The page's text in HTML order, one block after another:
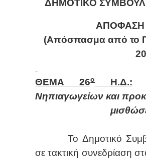
ΔΗΜΟΤΙΚΟ
ΑΠΟΦΑΣΗ
(Απόσπασμα από το
ΘΕΜΑ 26οΗ.Δ.:
Νηπιαγωγείων και
Το Δημοτικό
σε τακτική συνεδρίαση